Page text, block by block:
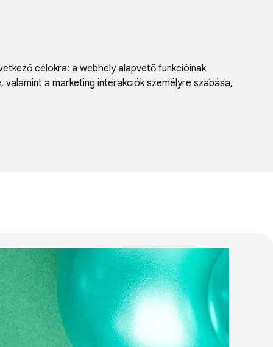
célokra: a webhely alapvető funkcióinak
a marketing interakciók személyre szabása,